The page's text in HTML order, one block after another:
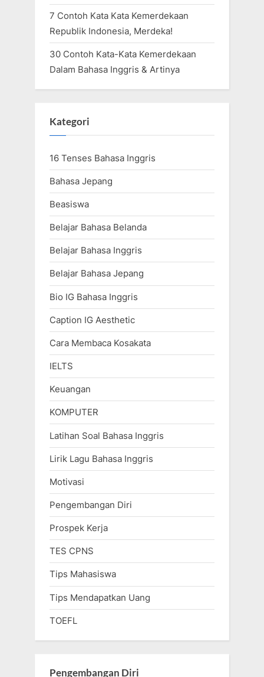
7 Contoh Kata Kata Kemerdekaan
Republik Indonesia, Merdeka!
30 Contoh Kata-Kata Kemerdekaan
Dalam Bahasa Inggris & Artinya
Kategori
16 Tenses Bahasa Inggris
Bahasa Jepang
Beasiswa
Belajar Bahasa Belanda
Belajar Bahasa Inggris
Belajar Bahasa Jepang
Bio IG Bahasa Inggris
Caption IG Aesthetic
Cara Membaca Kosakata
IELTS
Keuangan
KOMPUTER
Latihan Soal Bahasa Inggris
Lirik Lagu Bahasa Inggris
Motivasi
Pengembangan Diri
Prospek Kerja
TES CPNS
Tips Mahasiswa
Tips Mendapatkan Uang
TOEFL
Pengembangan Diri